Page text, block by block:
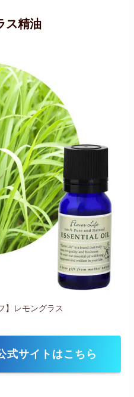
精油
】レモングラス
式サイトはこちら